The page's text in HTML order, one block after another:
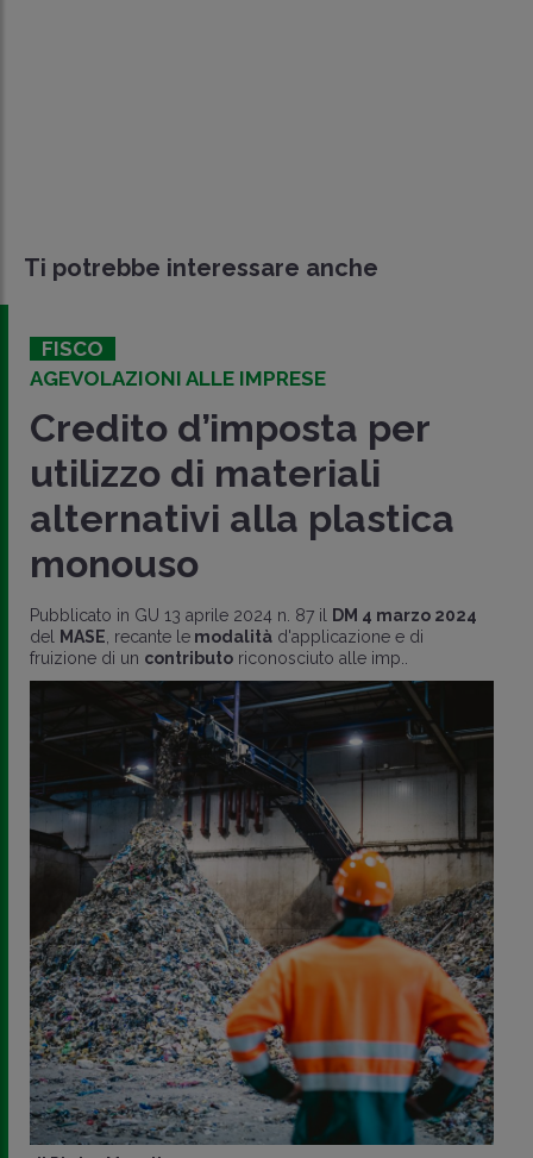
Ti potrebbe interessare anche
FISCO
AGEVOLAZIONI ALLE IMPRESE
Credito d’imposta per
utilizzo di materiali
alternativi alla plastica
monouso
Pubblicato in GU 13 aprile 2024 n. 87 il
DM 4 marzo 2024
del
MASE , recante le modalità d'applicazione e di
fruizione di un contributo riconosciuto alle imp..